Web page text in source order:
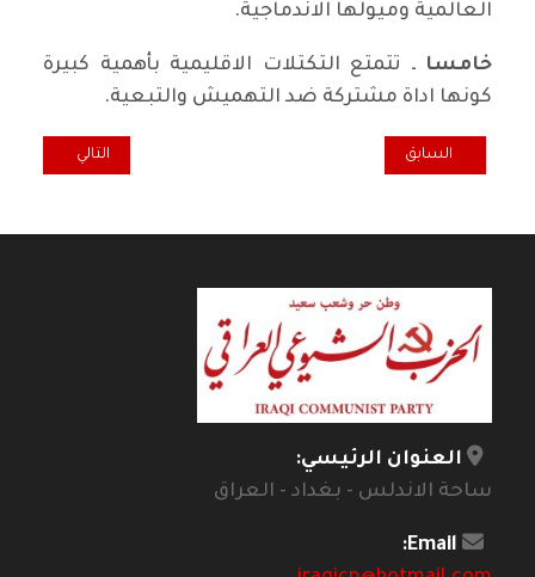
العالمية وميولها الاندماجية.
خامسا ـ تتمتع التكتلات الاقليمية بأهمية كبيرة
كونها اداة مشتركة ضد التهميش والتبعية.
المقال السابق: تدهور سعر الصرف وتنامي كوابيس الخوف
السابق المقال التالي:
التالي
العنوان الرئيسي:
ساحة الاندلس - بغداد - العراق
Email: